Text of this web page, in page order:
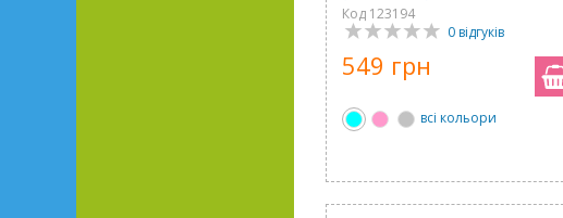
Код 123194
0 відгуків
549 грн
всі кольори